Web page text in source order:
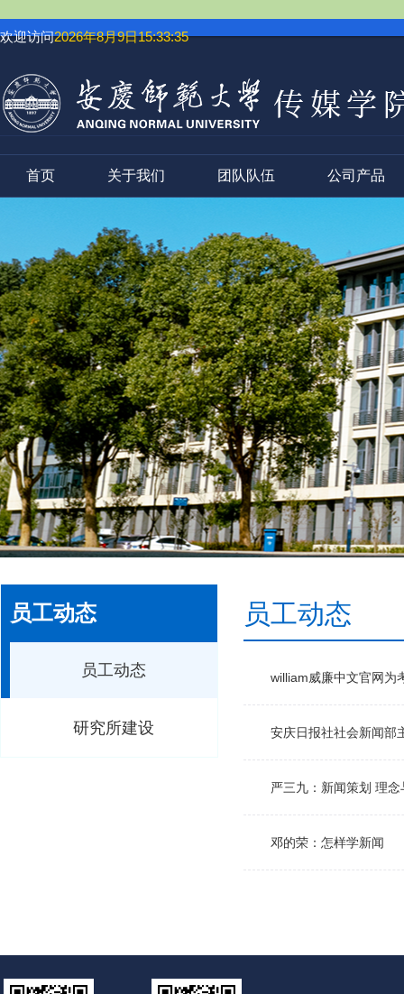
欢迎访问2026年8月9日15:33:36
首页 关于我们 团队队伍 公司产品
员工动态
员工动态
研究所建设
员工动态
william威廉中文官网为
安庆日报社社会新闻部
严三九：新闻策划 理念
邓的荣：怎样学新闻